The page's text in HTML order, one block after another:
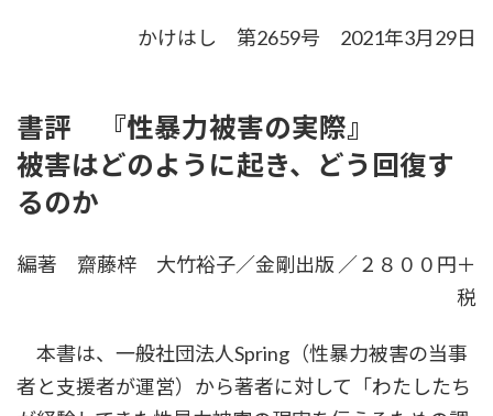
新
かけはし 第2659号 2021年3月29日
書評 『性暴力被害の実際』
被害はどのように起き、どう回復す
るのか
編著 齋藤梓 大竹裕子／金剛出版 ／２８００円＋
税
本書は、一般社団法人Spring（性暴力被害の当事
者と支援者が運営）から著者に対して「わたしたち